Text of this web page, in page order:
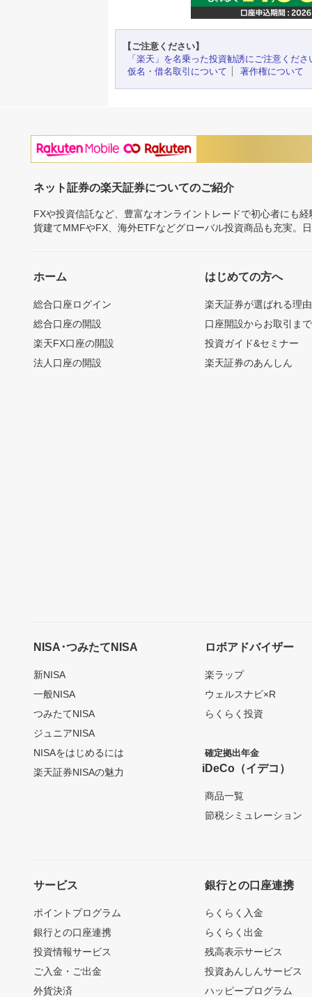
【ご注意ください】
「楽天」を名乗った投資勧誘にご注意くださ
仮名・借名取引について
著作権について
ネット証券の楽天証券についてのご紹介
FXや投資信託など、豊富なオンライントレードで初心者にも
貨建てMMFやFX、海外ETFなどグローバル投資商品も充実。
ホーム
総合口座ログイン
総合口座の開設
楽天FX口座の開設
法人口座の開設
はじめての方へ
楽天証券が選ばれる理由
口座開設からお取引ま
投資ガイド&セミナー
楽天証券のあんしん
NISA･つみたてNISA
新NISA
一般NISA
つみたてNISA
ジュニアNISA
NISAをはじめるには
楽天証券NISAの魅力
ロボアドバイザー
楽ラップ
ウェルスナビ×R
らくらく投資
確定拠出年金
iDeCo（イデコ）
商品一覧
節税シミュレーション
サービス
ポイントプログラム
銀行との口座連携
投資情報サービス
ご入金・ご出金
外貨決済
銀行との口座連携
らくらく入金
らくらく出金
残高表示サービス
投資あんしんサービス
ハッピープログラム